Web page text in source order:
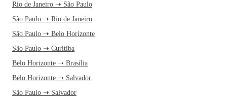
Rio de Janeiro ➝ São Paulo
São Paulo ➝ Rio de Janeiro
São Paulo ➝ Belo Horizonte
São Paulo ➝ Curitiba
Belo Horizonte ➝ Brasília
Belo Horizonte ➝ Salvador
São Paulo ➝ Salvador